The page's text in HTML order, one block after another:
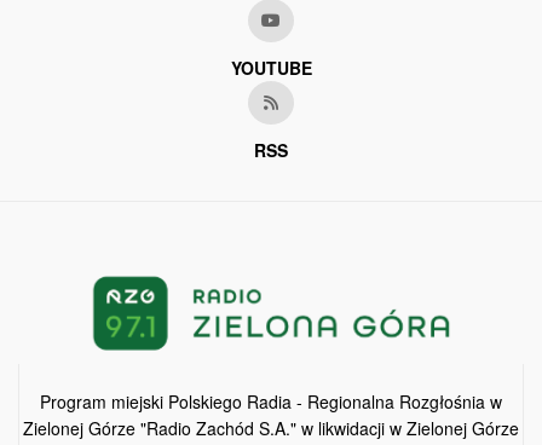
YOUTUBE
RSS
Program miejski Polskiego Radia - Regionalna Rozgłośnia w
Zielonej Górze "Radio Zachód S.A." w likwidacji w Zielonej Górze